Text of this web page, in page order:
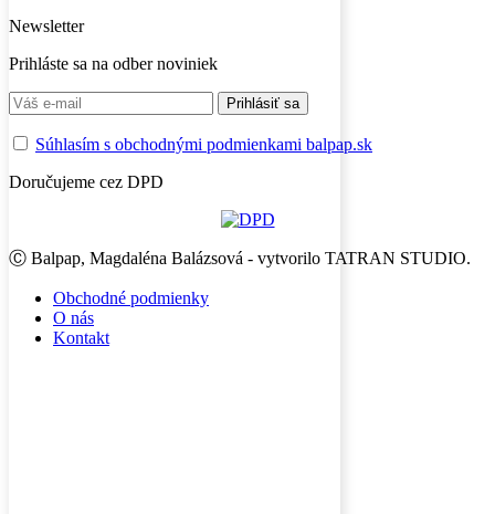
Newsletter
Prihláste sa na odber noviniek
Súhlasím s obchodnými podmienkami balpap.sk
Doručujeme cez DPD
Ⓒ Balpap, Magdaléna Balázsová - vytvorilo TATRAN STUDIO.
Obchodné podmienky
O nás
Kontakt